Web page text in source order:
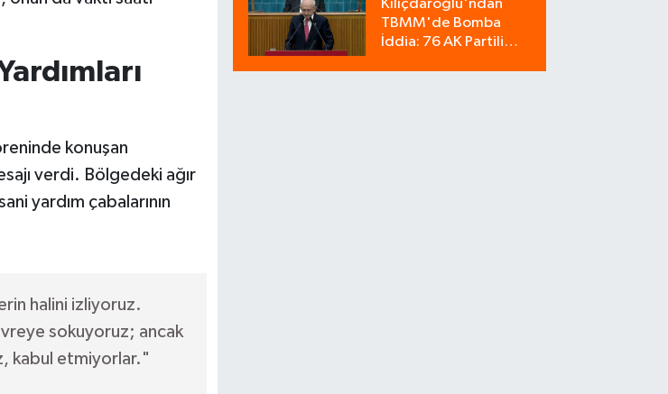
konuşan
verdi. Bölgedeki ağır
yardım çabalarının
halini izliyoruz.
sokuyoruz; ancak
kabul etmiyorlar."
Bozdu!
Kılıçdaroğlu'ndan
TBMM'de Bomba
İddia: 76 AK Partili